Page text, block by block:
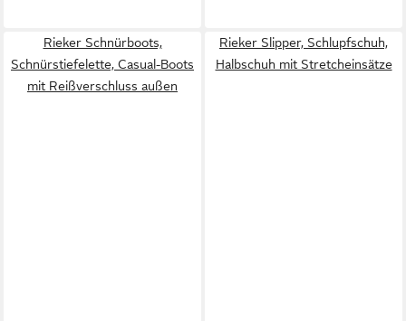
Rieker Schnürboots,
Schnürstiefelette, Casual-Boots
mit Reißverschluss außen
Rieker Slipper, Schlupfschuh,
Halbschuh mit Stretcheinsätze